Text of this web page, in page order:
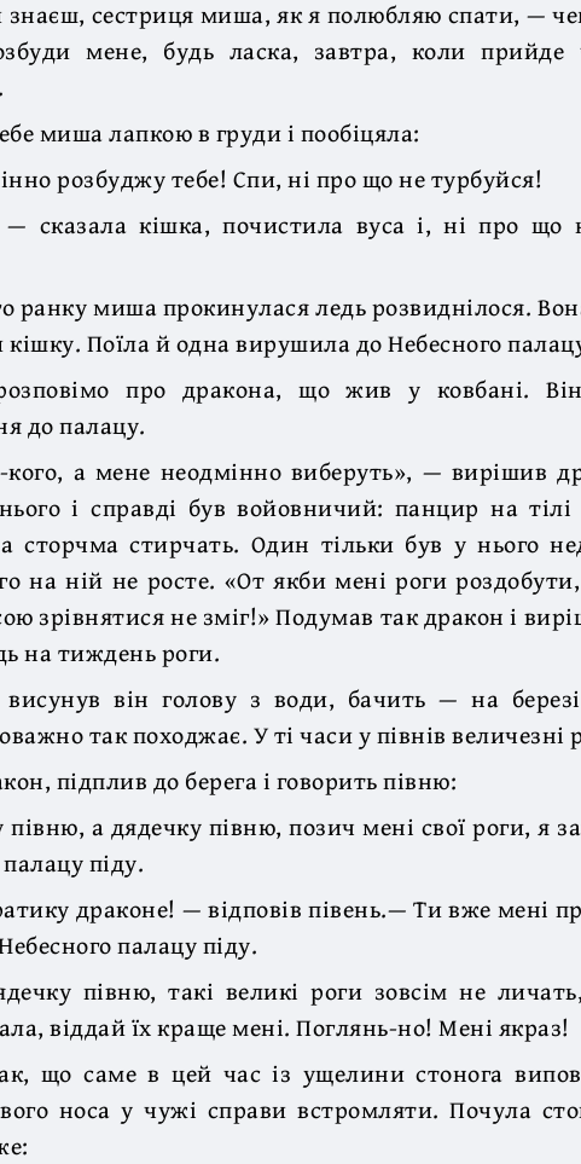
сестриця миша, як я полюбляю спати, —
мене, будь ласка, завтра, коли прийде
миша лапкою в груди і пообіцяла:
розбуджу тебе! Спи, ні про що не турбуйся!
сказала кішка, почистила вуса і, ні про що
ранку миша прокинулася ледь розвиднілося.
Поїла й одна вирушила до Небесного
про дракона, що жив у ковбані.
до палацу.
а мене неодмінно виберуть», — вирішив
і справді був войовничий: панцир на тілі
сторчма стирчать. Один тільки був у нього
на ній не росте. «От якби мені роги роздобути,
зрівнятися не зміг!» Подумав так дракон і
на тиждень роги.
висунув він голову з води, бачить — на
так походжає. У ті часи у півнів величезні
підплив до берега і говорить півню:
а дядечку півню, позич мені свої роги, я
піду.
драконе! — відповів півень.— Ти вже мені
палацу піду.
півню, такі великі роги зовсім не
віддай їх краще мені. Поглянь-но! Мені якраз!
що саме в цей час із ущелини стонога
носа у чужі справи встромляти. Почула